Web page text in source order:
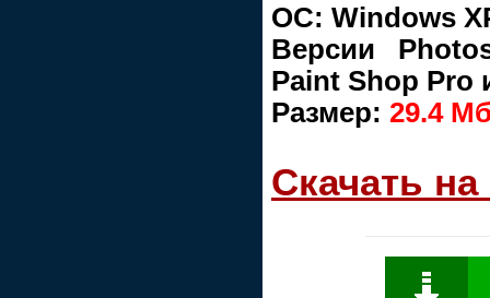
ОС: Windows
Версии
Paint Shop Pro
Размер: 29.4
Скачать